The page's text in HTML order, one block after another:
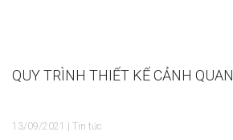
QUY TRÌNH THIẾT KẾ CẢNH QUAN
13/09/2021 | Tin tức